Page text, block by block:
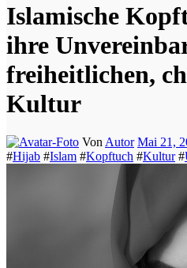
Islamische
ihre
freiheitlichen,
Kultur
Von Autor Mai 21,
#Hijab #Islam #Kopftuch #Kultur#